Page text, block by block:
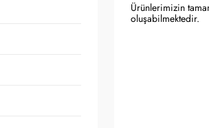
Ürünlerimizin
oluşabilmektedir.